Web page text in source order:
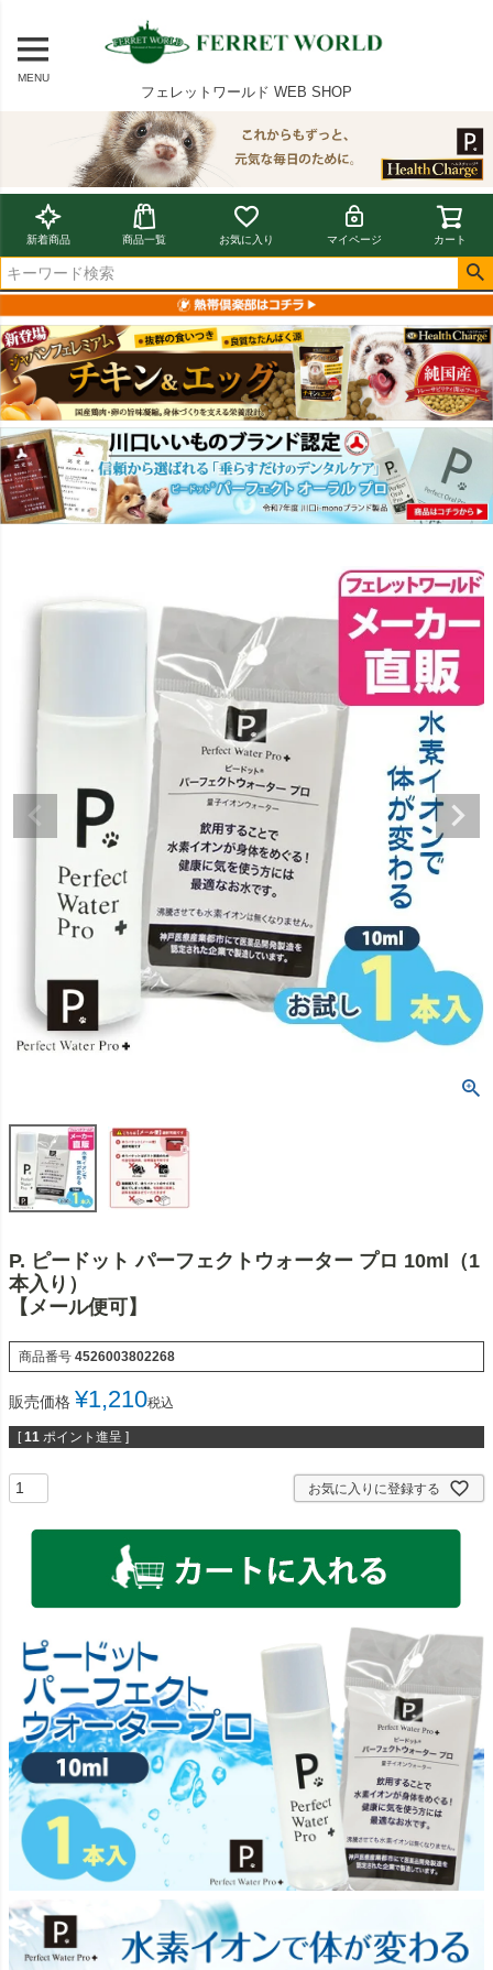
MENU
フェレットワールド WEB SHOP
新着商品 商品一覧 お気に入り マイページ カート
P. ピードット パーフェクトウォーター プロ 10ml（1
本入り）
【メール便可】
商品番号 4526003802268
販売価格 ¥1,210税込
[ 11 ポイント進呈 ]
お気に入りに登録する